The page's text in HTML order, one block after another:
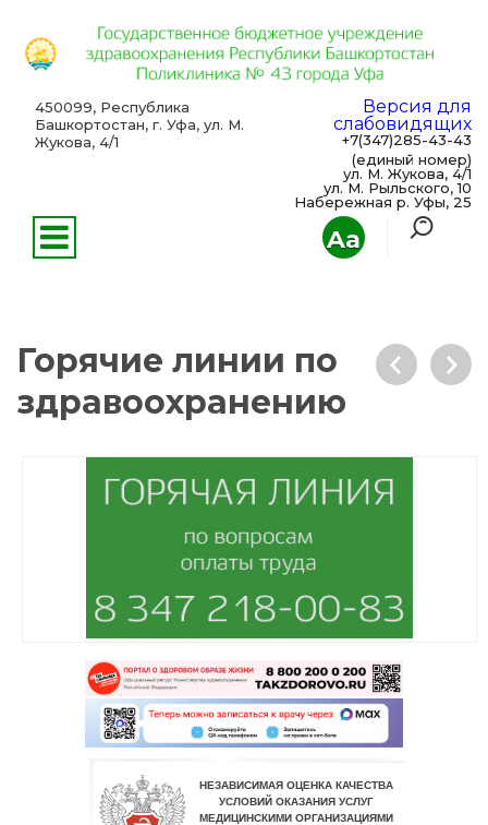
Aa
450099, Республика
Башкортостан, г. Уфа, ул. М.
Жукова, 4/1
Версия для
слабовидящих
+7(347)285-43-43
(единый номер)
ул. М. Жукова, 4/1
ул. М. Рыльского, 10
Набережная р. Уфы, 25
Горячие линии по
здравоохранению